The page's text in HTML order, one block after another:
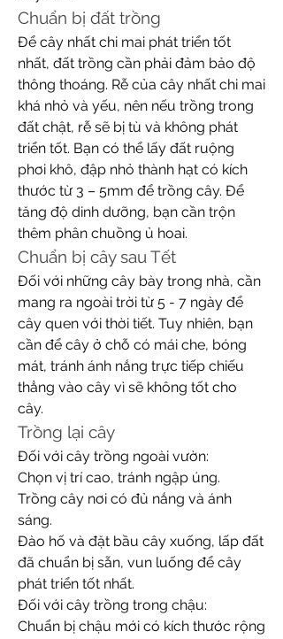
Chuẩn bị đất trồng
Để cây nhất chi mai phát triển tốt
nhất, đất trồng cần phải đảm bảo độ
thông thoáng. Rễ của cây nhất chi mai
khá nhỏ và yếu, nên nếu trồng trong
đất chật, rễ sẽ bị tù và không phát
triển tốt. Bạn có thể lấy đất ruộng
phơi khô, đập nhỏ thành hạt có kích
thước từ 3 – 5mm để trồng cây. Để
tăng độ dinh dưỡng, bạn cần trộn
thêm phân chuồng ủ hoai.
Chuẩn bị cây sau Tết
Đối với những cây bày trong nhà, cần
mang ra ngoài trời từ 5 - 7 ngày để
cây quen với thời tiết. Tuy nhiên, bạn
cần để cây ở chỗ có mái che, bóng
mát, tránh ánh nắng trực tiếp chiếu
thẳng vào cây vì sẽ không tốt cho
cây.
Trồng lại cây
Đối với cây trồng ngoài vườn:
Chọn vị trí cao, tránh ngập úng.
Trồng cây nơi có đủ nắng và ánh
sáng.
Đào hố và đặt bầu cây xuống, lấp đất
đã chuẩn bị sẵn, vun luống để cây
phát triển tốt nhất.
Đối với cây trồng trong chậu:
Chuẩn bị chậu mới có kích thước rộng